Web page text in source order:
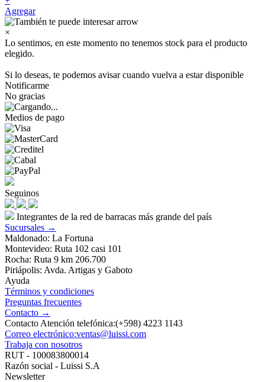
Agregar
×
Lo sentimos, en este momento no tenemos stock para el producto
elegido.
Si lo deseas, te podemos avisar cuando vuelva a estar disponible
Notificarme
No gracias
Medios de pago
Seguinos
Integrantes de la red de barracas más grande del país
Sucursales →
Maldonado: La Fortuna
Montevideo: Ruta 102 casi 101
Rocha: Ruta 9 km 206.700
Piriápolis: Avda. Artigas y Gaboto
Ayuda
Términos y condiciones
Preguntas frecuentes
Contacto →
Contacto Atención telefónica:(+598) 4223 1143
Correo electrónico:ventas@luissi.com
Trabaja con nosotros
RUT - 100083800014
Razón social - Luissi S.A
Newsletter